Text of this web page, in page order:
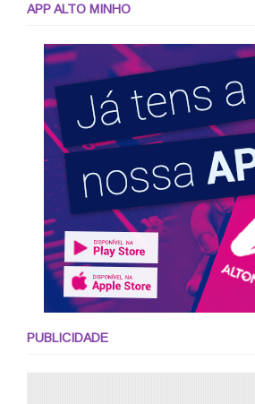
APP ALTO MINHO
PUBLICIDADE